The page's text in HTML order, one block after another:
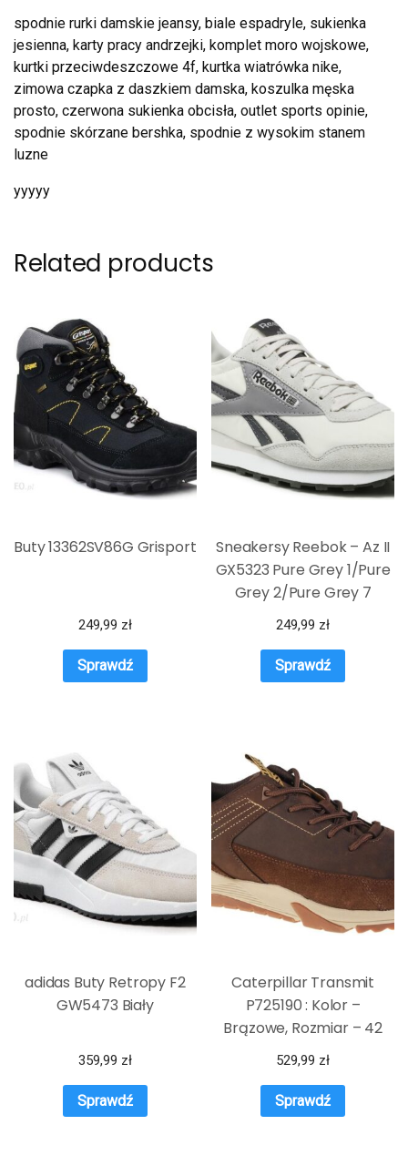
spodnie rurki damskie jeansy, biale espadryle, sukienka
jesienna, karty pracy andrzejki, komplet moro wojskowe,
kurtki przeciwdeszczowe 4f, kurtka wiatrówka nike,
zimowa czapka z daszkiem damska, koszulka męska
prosto, czerwona sukienka obcisła, outlet sports opinie,
spodnie skórzane bershka, spodnie z wysokim stanem
luzne
yyyyy
Related products
Buty 13362SV86G Grisport
249,99 zł
Sprawdź
Sneakersy Reebok – Az II
GX5323 Pure Grey 1/Pure
Grey 2/Pure Grey 7
249,99 zł
Sprawdź
adidas Buty Retropy F2
GW5473 Biały
359,99 zł
Sprawdź
Caterpillar Transmit
P725190 : Kolor –
Brązowe, Rozmiar – 42
529,99 zł
Sprawdź